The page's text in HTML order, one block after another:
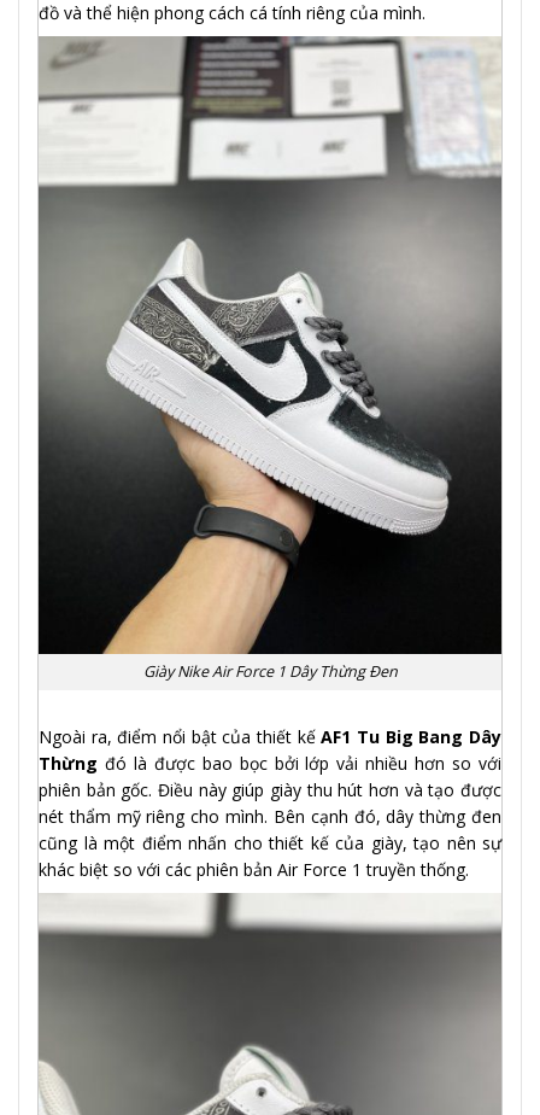
đồ và thể hiện phong cách cá tính riêng của mình.
Giày Nike Air Force 1 Dây Thừng Đen
Ngoài ra, điểm nổi bật của thiết kếAF1 Tu Big Bang Dây
Thừng đó là được bao bọc bởi lớp vải nhiều hơn so với
phiên bản gốc. Điều này giúp giày thu hút hơn và tạo được
nét thẩm mỹ riêng cho mình. Bên cạnh đó, dây thừng đen
cũng là một điểm nhấn cho thiết kế của giày, tạo nên sự
khác biệt so với các phiên bản Air Force 1 truyền thống.